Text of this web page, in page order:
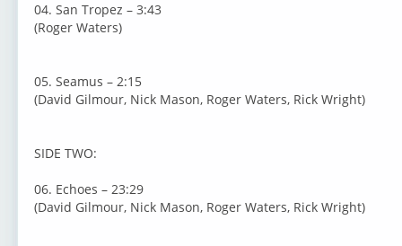
04. San Tropez – 3:43
(Roger Waters)
05. Seamus – 2:15
(David Gilmour, Nick Mason, Roger Waters, Rick Wright)
SIDE TWO:
06. Echoes – 23:29
(David Gilmour, Nick Mason, Roger Waters, Rick Wright)